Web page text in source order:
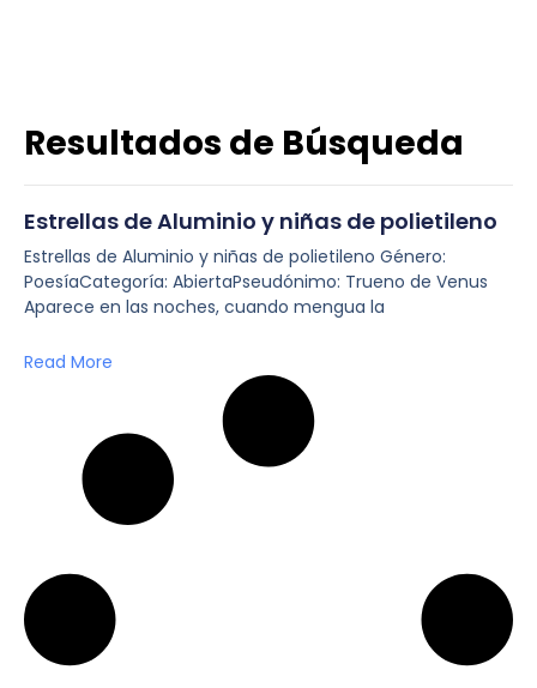
Resultados de Búsqueda
Estrellas de Aluminio y niñas de polietileno
Estrellas de Aluminio y niñas de polietileno Género:
PoesíaCategoría: AbiertaPseudónimo: Trueno de Venus
Aparece en las noches, cuando mengua la
Read More